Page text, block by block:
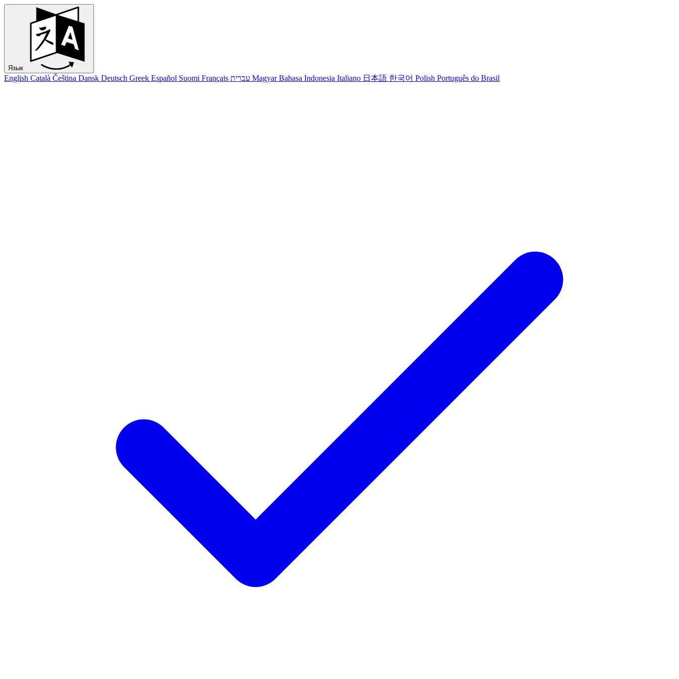
Язык
English Català Čeština Dansk Deutsch Greek Español Suomi Français עברית Magyar Bahasa Indonesia Italiano 日本語 한국어 Polish Português do Brasil